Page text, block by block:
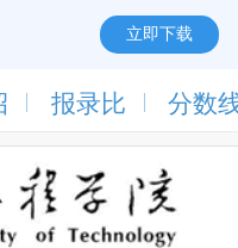
立即下载
报录比 分数